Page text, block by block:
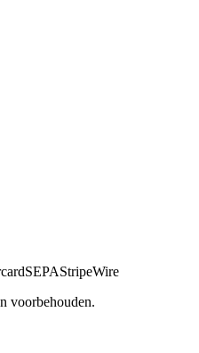
SEPAStripeWire
voorbehouden.